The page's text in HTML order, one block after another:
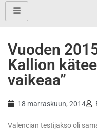
Vuoden
Kallion
vaikeaa”
18 marraskuun, 2014
Valencian testijakso oli